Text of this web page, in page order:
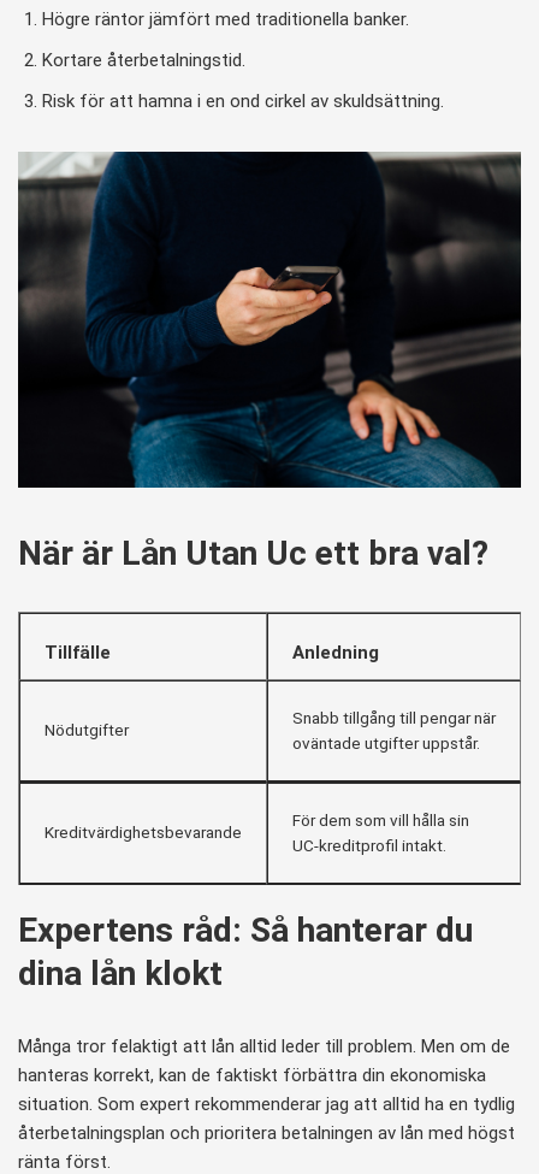
Högre räntor jämfört med traditionella banker.
Kortare återbetalningstid.
Risk för att hamna i en ond cirkel av skuldsättning.
När är Lån Utan Uc ett bra val?
Tillfälle Anledning
Nödutgifter
Snabb tillgång till pengar när
oväntade utgifter uppstår.
Kreditvärdighetsbevarande
För dem som vill hålla sin
UC-kreditprofil intakt.
Expertens råd: Så hanterar du
dina lån klokt
Många tror felaktigt att lån alltid leder till problem. Men om de
hanteras korrekt, kan de faktiskt förbättra din ekonomiska
situation. Som expert rekommenderar jag att alltid ha en tydlig
återbetalningsplan och prioritera betalningen av lån med högst
ränta först.